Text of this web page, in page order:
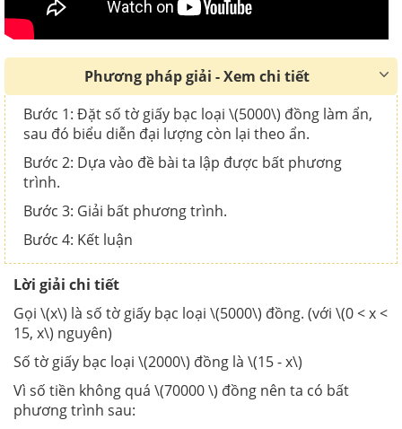
Phương pháp giải - Xem chi tiết
Bước 1: Đặt số tờ giấy bạc loại \(5000\) đồng làm ẩn,
sau đó biểu diễn đại lượng còn lại theo ẩn.
Bước 2: Dựa vào đề bài ta lập được bất phương
trình.
Bước 3: Giải bất phương trình.
Bước 4: Kết luận
Lời giải chi tiết
Gọi \(x\) là số tờ giấy bạc loại \(5000\) đồng. (với \(0 < x <
15, x\) nguyên)
Số tờ giấy bạc loại \(2000\) đồng là \(15 - x\)
Vì số tiền không quá \(70000 \) đồng nên ta có bất
phương trình sau: